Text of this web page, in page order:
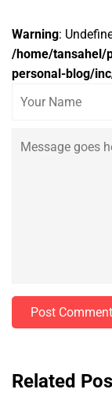
Warning:
/home/tansahel/
personal-blog/
Post Comment
Related